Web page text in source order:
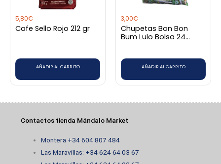
5,80€
Cafe Sello Rojo 212 gr
AÑADIR AL CARRITO
3,00€
Chupetas Bon Bon
Bum Lulo Bolsa 24
AÑADIR AL CARRITO
Contactos tienda Mándalo Market
Montera +34 604 807 484
Las Maravillas: +34 624 64 03 67